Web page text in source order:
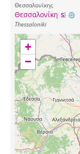
Θεσσαλονίκης
Θεσσαλονίκη
Thessaloniki
+
−